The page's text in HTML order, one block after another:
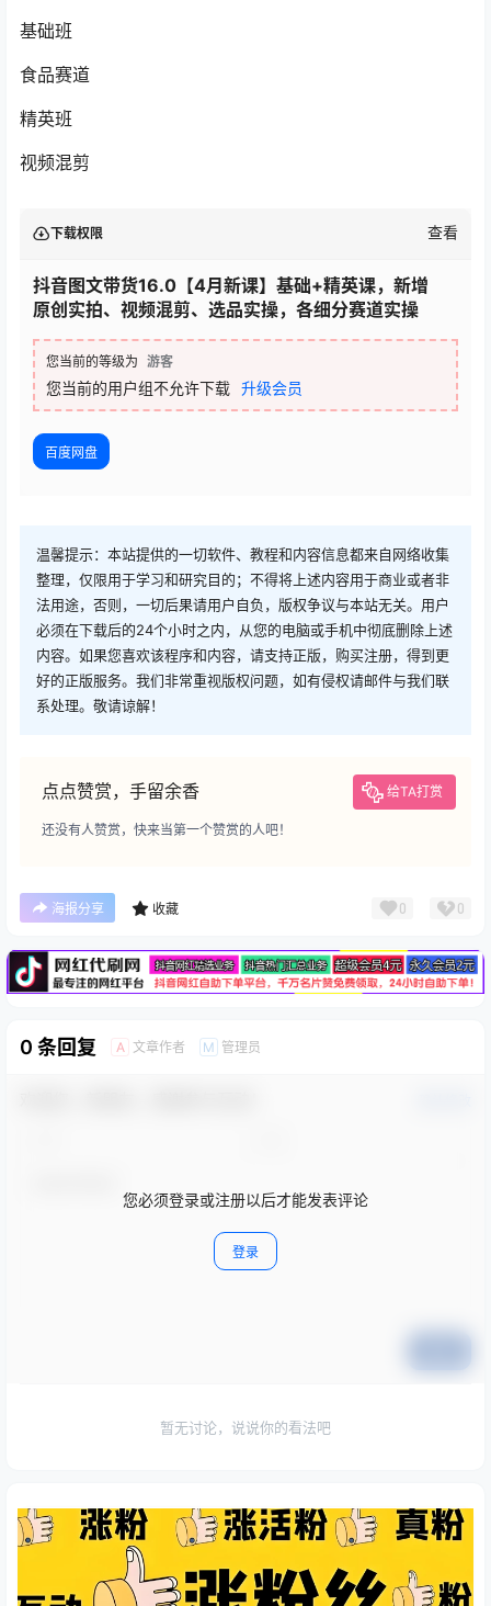
基础班
食品赛道
精英班
视频混剪
下载权限 查看
抖音图文带货16.0【4月新课】基础+精英课，新增
原创实拍、视频混剪、选品实操，各细分赛道实操
您当前的等级为 游客
您当前的用户组不允许下载 升级会员
百度网盘
温馨提示：本站提供的一切软件、教程和内容信息都来自网络收集
整理，仅限用于学习和研究目的；不得将上述内容用于商业或者非
法用途，否则，一切后果请用户自负，版权争议与本站无关。用户
必须在下载后的24个小时之内，从您的电脑或手机中彻底删除上述
内容。如果您喜欢该程序和内容，请支持正版，购买注册，得到更
好的正版服务。我们非常重视版权问题，如有侵权请邮件与我们联
系处理。敬请谅解！
点点赞赏，手留余香 给TA打赏
还没有人赞赏，快来当第一个赞赏的人吧！
海报分享 收藏 0 0
广告
0 条回复 A 文章作者 M 管理员
您必须登录或注册以后才能发表评论
登录
暂无讨论，说说你的看法吧